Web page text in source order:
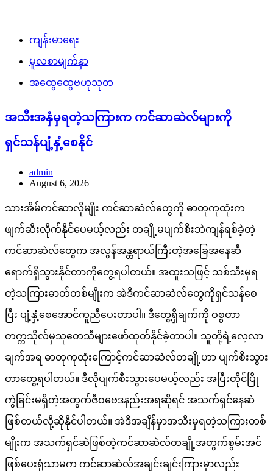
ကျန်းမာရေး
မူလစာမျက်နှာ
အထွေထွေဗဟုသုတ
အသီးအနှံမှရတဲ့သကြားက ကင်ဆာဆဲလ်များကို
ရှင်သန်ပျံ့နှံ့စေနိုင်
admin
August 6, 2026
သားအိမ်ကင်ဆာလိုမျိုး ကင်ဆာဆဲလ်တွေကို ဓာတုကုထုံးက
ဖျက်ဆီးလိုက်နိုင်ပေမယ့်လည်း တချို့မပျက်စီးဘဲကျန်ရစ်ခဲ့တဲ့
ကင်ဆာဆဲလ်တွေက အလွန်အန္တရာယ်ကြီးတဲ့အခြေအနေဆီ
ရောက်ရှိသွားနိုင်တာကိုတွေ့ရပါတယ်။ အထူးသဖြင့် သစ်သီးမှရ
တဲ့သကြားဓာတ်တစ်မျိုးက အဲဒီကင်ဆာဆဲလ်တွေကိုရှင်သန်စေ
ပြီး ပျံ့နှံ့စေအောင်ကူညီပေးတာပါ။ ဒီတွေ့ရှိချက်ကို ဝစ္စတာ
တက္ကသိုလ်မှသုတေသီများဖော်ထုတ်နိုင်ခဲ့တာပါ။ သူတို့ရဲ့လေ့လာ
ချက်အရ ဓာတုကုထုံးကြောင့်ကင်ဆာဆဲလ်တချို့ဟာ ပျက်စီးသွား
တာတွေ့ရပါတယ်။ ဒီလိုပျက်စီးသွားပေမယ့်လည်း အပြီးတိုင်ပြို
ကွဲခြင်းမရှိတဲ့အတွက်ဇီဝဗေဒနည်းအရဆိုရင် အသက်ရှင်နေဆဲ
ဖြစ်တယ်လို့ဆိုနိုင်ပါတယ်။ အဲဒီအချိန်မှာအသီးမှရတဲ့သကြားတစ်
မျိုးက အသက်ရှင်ဆဲဖြစ်တဲ့ကင်ဆာဆဲလ်တချို့အတွက်စွမ်းအင်
ဖြစ်ပေးရုံသာမက ကင်ဆာဆဲလ်အချင်းချင်းကြားမှာလည်း